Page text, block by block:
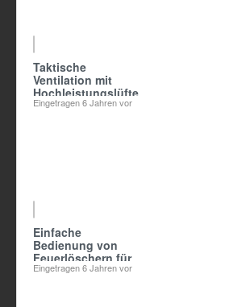
Taktische
Ventilation mit
Hochleistungslüfter
- Rosenbauer
Eingetragen6 Jahren vor
Einfache
Bedienung von
Feuerlöschern für
Jedermann
Eingetragen6 Jahren vor